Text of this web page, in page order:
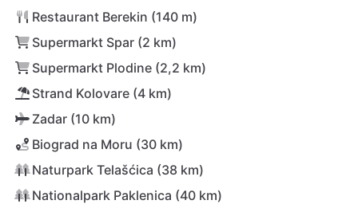
Restaurant Berekin (140 m)
Supermarkt Spar (2 km)
Supermarkt Plodine (2,2 km)
Strand Kolovare (4 km)
Zadar (10 km)
Biograd na Moru (30 km)
Naturpark Telašćica (38 km)
Nationalpark Paklenica (40 km)